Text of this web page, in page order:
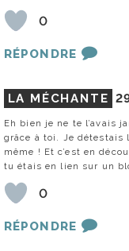
0
RÉPONDRE
LA MÉCHANTE
Eh bien je ne te l’avais
grâce à toi. Je détestais
même ! Et c’est en
tu étais en lien sur un
0
RÉPONDRE